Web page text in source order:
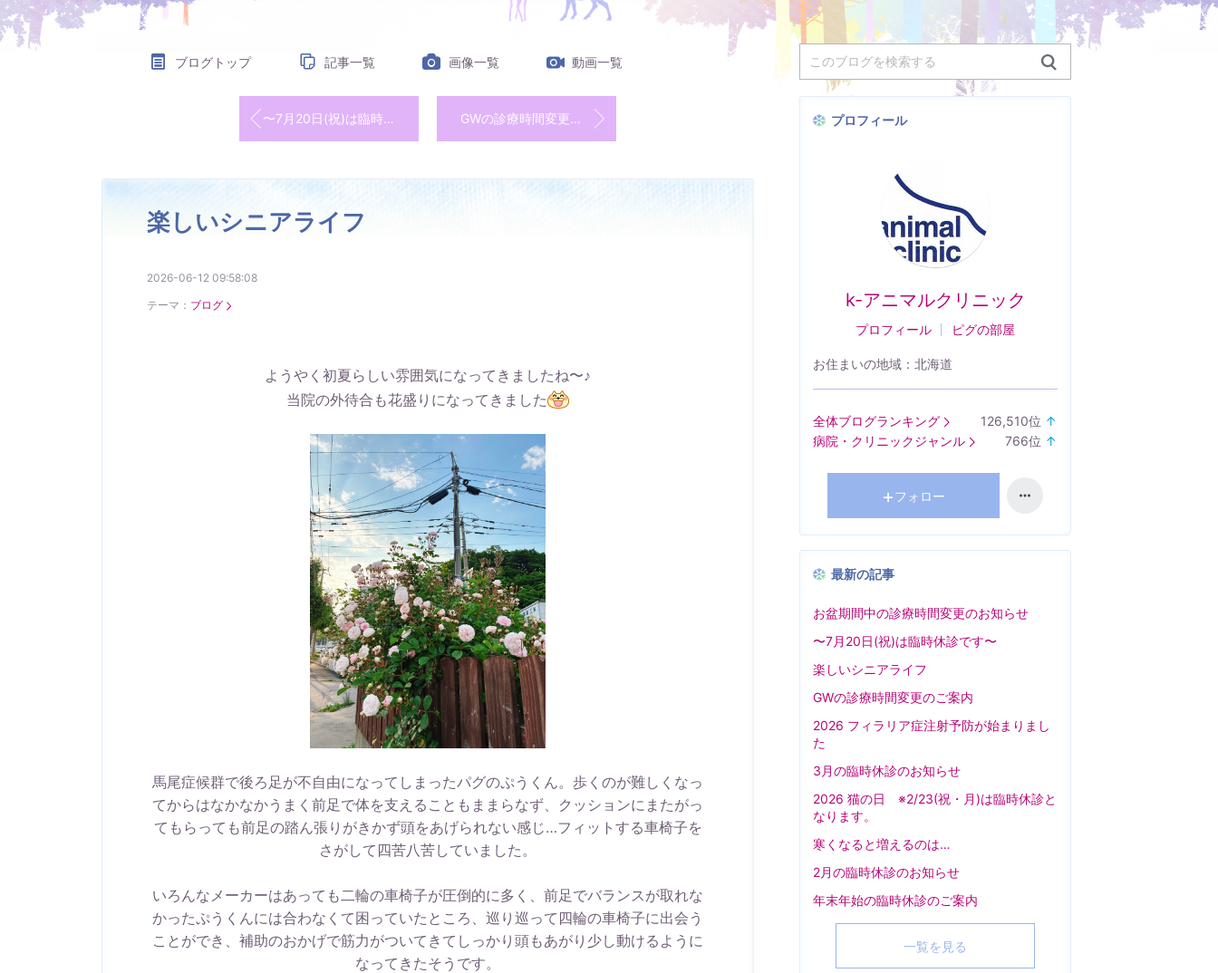
ブログトップ 記事一覧 画像一覧 動画一覧
〜7月20日(祝)は臨時休診です〜 GWの診療時間変更のご案内
楽しいシニアライフ
2026-06-12 09:58:08
テーマ： ブログ
ようやく初夏らしい雰囲気になってきましたね〜♪
当院の外待合も花盛りになってきました
馬尾症候群で後ろ足が不自由になってしまったパグのぷうくん。歩くのが難しくなっ
てからはなかなかうまく前足で体を支えることもままらなず、クッションにまたがっ
てもらっても前足の踏ん張りがきかず頭をあげられない感じ…フィットする車椅子を
さがして四苦八苦していました。
いろんなメーカーはあっても二輪の車椅子が圧倒的に多く、前足でバランスが取れな
かったぷうくんには合わなくて困っていたところ、巡り巡って四輪の車椅子に出会う
ことができ、補助のおかげで筋力がついてきてしっかり頭もあがり少し動けるように
なってきたそうです。
プロフィール
k-アニマルクリニック
プロフィール ピグの部屋
お住まいの地域： 北海道
全体ブログランキング 126,510位 ↑
上
昇
病院・クリニックジャンル 766位 ↑
グ
上
フォロー
最新の記事
お盆期間中の診療時間変更のお知らせ
〜7月20日(祝)は臨時休診です〜
楽しいシニアライフ
GWの診療時間変更のご案内
2026 フィラリア症注射予防が始まりまし
た
3月の臨時休診のお知らせ
2026 猫の日 ※2/23(祝・月)は臨時休診と
なります。
寒くなると増えるのは…
2月の臨時休診のお知らせ
年末年始の臨時休診のご案内
一覧を見る